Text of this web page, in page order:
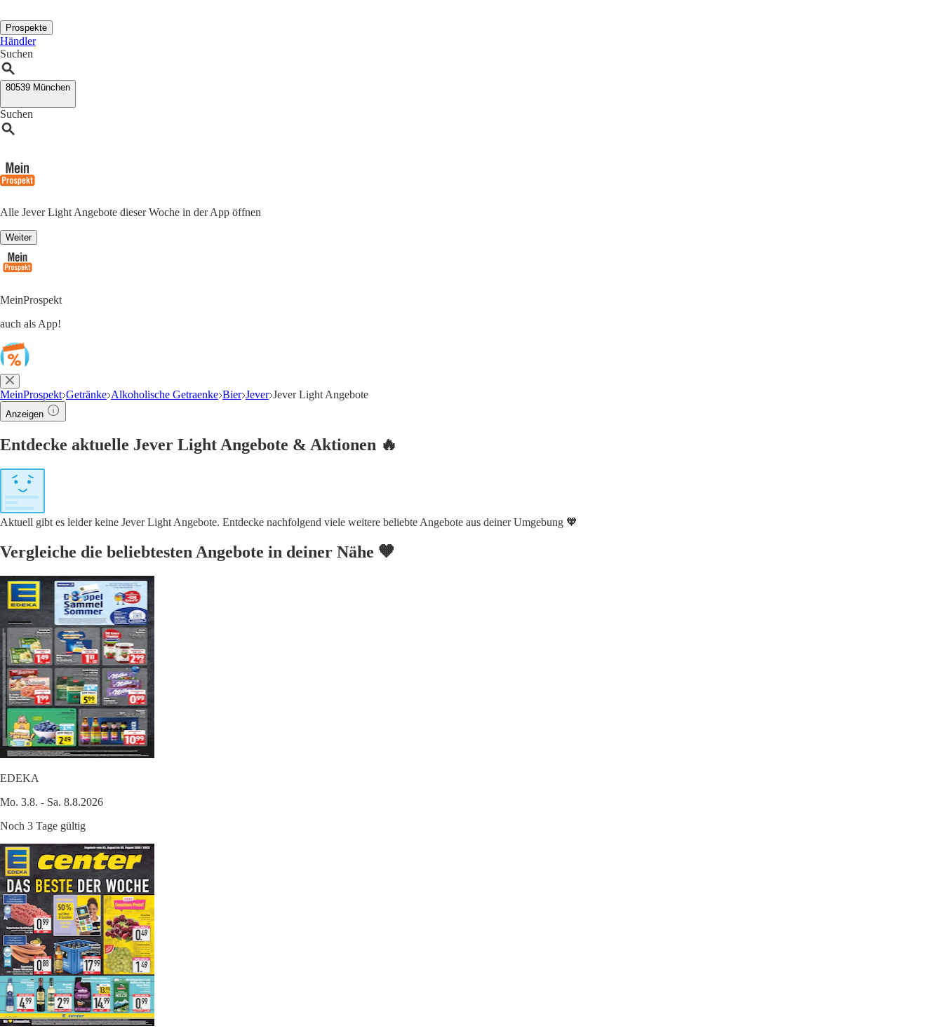
Prospekte
Händler
Suchen
80539 München
Suchen
Alle Jever Light Angebote dieser Woche in der App öffnen
Weiter
MeinProspekt
auch als App!
MeinProspekt Getränke Alkoholische Getraenke Bier Jever Jever Light Angebote
Anzeigen
Entdecke aktuelle Jever Light Angebote & Aktionen 🔥
Aktuell gibt es leider keine Jever Light Angebote. Entdecke nachfolgend viele weitere beliebte Angebote aus deiner Umgebung 🧡
Vergleiche die beliebtesten Angebote in deiner Nähe 🧡
EDEKA
Mo. 3.8. - Sa. 8.8.2026
Noch 3 Tage gültig